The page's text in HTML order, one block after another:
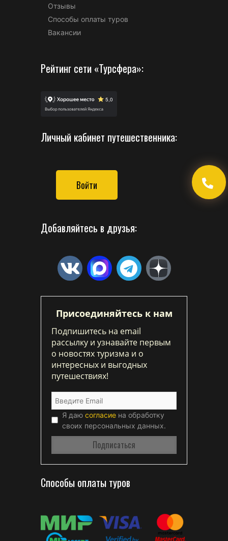
Отзывы
Способы оплаты туров
Вакансии
Рейтинг сети «Турсфера»:
Личный кабинет путешественника:
Войти
Добавляйтесь в друзья:
Присоединяйтесь к нам
Подпишитесь на email
рассылку и узнавайте первым
о новостях туризма и о
интересных и выгодных
путешествиях!
Я даю согласие на обработку
своих персональных данных.
Способы оплаты туров